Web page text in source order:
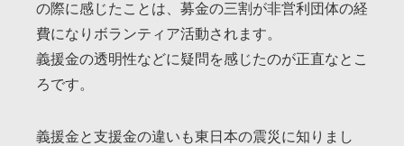
の際に感じたことは、募金の三割が非営利団体の経
費になりボランティア活動されます。
義援金の透明性などに疑問を感じたのが正直なとこ
ろです。
義援金と支援金の違いも東日本の震災に知りまし